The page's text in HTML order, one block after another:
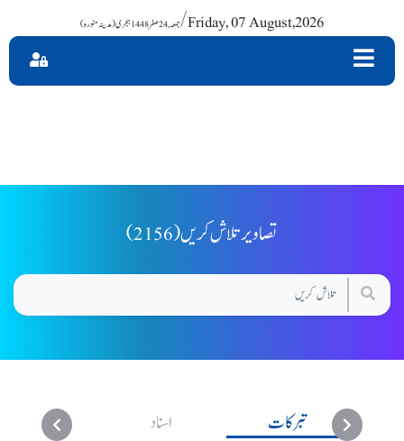
جمعہ , 24 صفر 1448 ہجری (مدینہ منورہ)/ Friday, 07 August,2026
(2156) تصاویر تلاش کریں
تبرکات اسناد تعویزات